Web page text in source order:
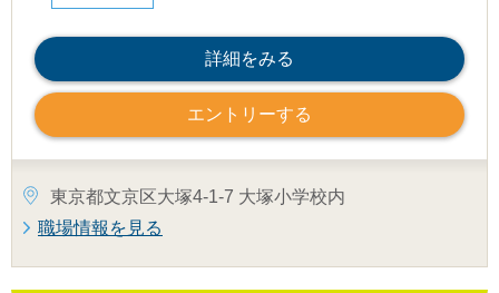
詳細をみる
エントリーする
東京都文京区大塚4-1-7 大塚小学校内
職場情報を見る